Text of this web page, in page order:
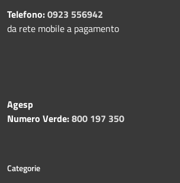
Telefono:0923 556942
da rete mobile a pagamento
Agesp
Numero Verde:800 197 350
Categorie